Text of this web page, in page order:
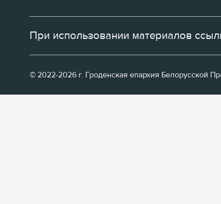
При использовании материалов
© 2022-2026 г. Гроденская епархия Белорусской